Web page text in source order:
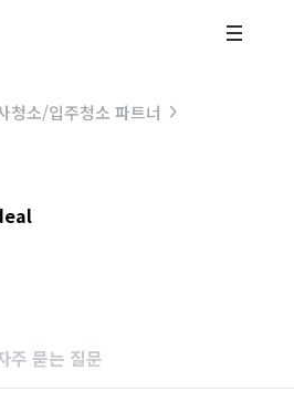
청소/입주청소 파트너
주 묻는 질문